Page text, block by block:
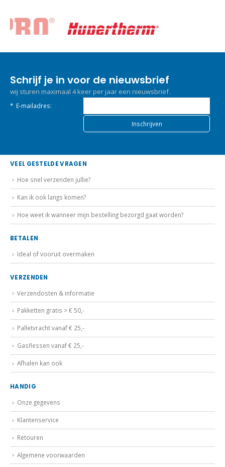
Schrijf je in voor de nieuwsbrief
wij sturen maximaal 4 keer per jaar een nieuwsbrief.
* E-mailadres:
VEEL GESTELDE VRAGEN
Hoe snel verzenden jullie?
Kan ik ook langs komen?
Hoe weet ik wanneer mijn bestelling bezorgd gaat worden?
BETALEN
Ideal of vooruit overmaken
VERZENDEN
Verzendosten & informatie
Pakketten gratis > € 50,-
Palletvracht vanaf € 25,-
Gasflessen vanaf € 25,-
Afhalen kan ook
HANDIG
Onze gegevens
Klantenservice
Retouren
Algemene voorwaarden